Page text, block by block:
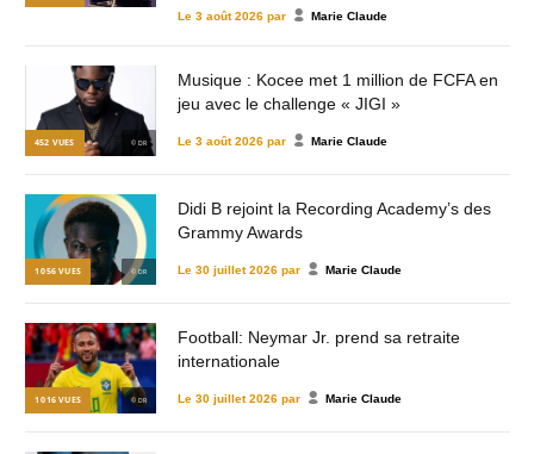
Le 3 août 2026 par Marie Claude
452 VUES © DR
Musique : Kocee met 1 million de FCFA en
jeu avec le challenge « JIGI »
Le 3 août 2026 par Marie Claude
1 056 VUES © DR
Didi B rejoint la Recording Academy’s des
Grammy Awards
Le 30 juillet 2026 par Marie Claude
1 016 VUES © DR
Football: Neymar Jr. prend sa retraite
internationale
Le 30 juillet 2026 par Marie Claude